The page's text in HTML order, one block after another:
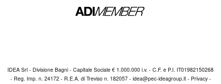
IDEA Srl - Divisione Bagni - Capitale Sociale € 1.000.000 i.v. - C.F. e P.I. IT01982150268
- Reg. Imp. n. 24172 - R.E.A. di Treviso n. 182057 - idea@pec-ideagroup.it- Privacy-